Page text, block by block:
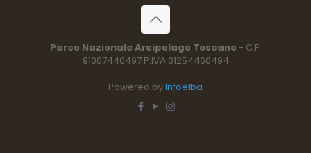
Parco Nazionale Arcipelago Toscano - C.F.
91007440497 P.IVA 01254460494
Powered byInfoelba